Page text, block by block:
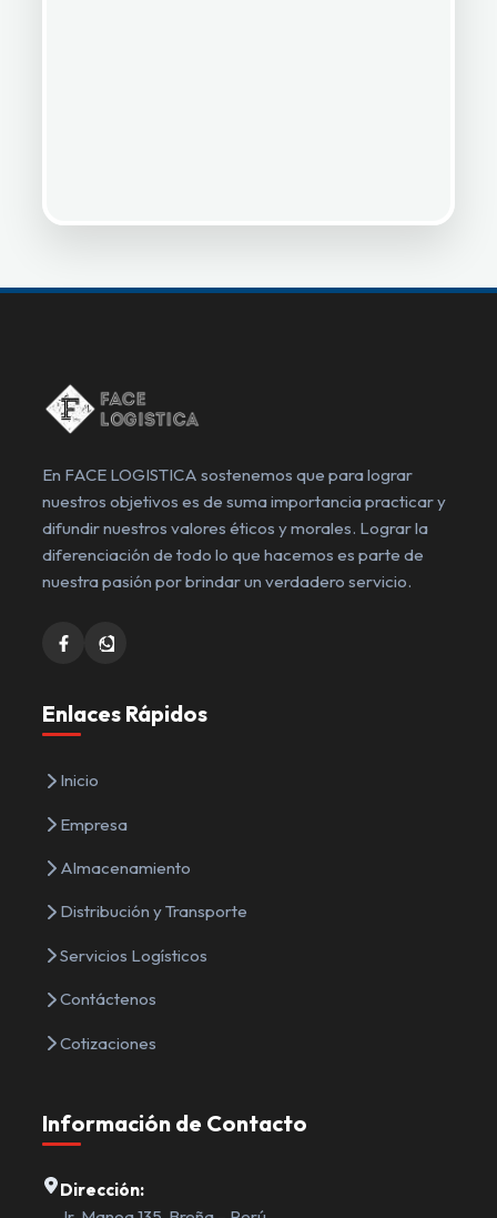
En FACE LOGISTICA sostenemos que para lograr
nuestros objetivos es de suma importancia practicar y
difundir nuestros valores éticos y morales. Lograr la
diferenciación de todo lo que hacemos es parte de
nuestra pasión por brindar un verdadero servicio.
Enlaces Rápidos
Inicio
Empresa
Almacenamiento
Distribución y Transporte
Servicios Logísticos
Contáctenos
Cotizaciones
Información de Contacto
Dirección: